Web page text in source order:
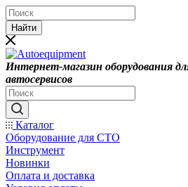
Найти
Интернет-магазин оборудования
автосервисов
Каталог
Оборудование для СТО
Инструмент
Новинки
Оплата и доставка